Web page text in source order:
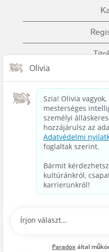
Lépj
© 2023 Nestlé | We
beverages to enhance